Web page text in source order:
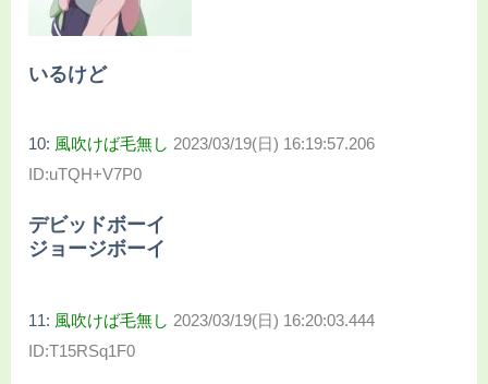
いるけど
10: 風吹けば毛無し 2023/03/19(日) 16:19:57.206
ID:uTQH+V7P0
デビッドボーイ
ジョージボーイ
11: 風吹けば毛無し 2023/03/19(日) 16:20:03.444
ID:T15RSq1F0